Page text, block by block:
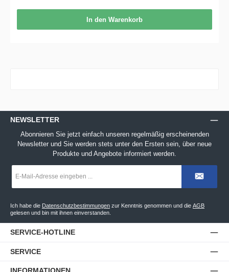
In den Warenkorb
NEWSLETTER
Abonnieren Sie jetzt einfach unseren regelmäßig erscheinenden
Newsletter und Sie werden stets unter den Ersten sein, über neue
Produkte und Angebote informiert werden.
Mail-
*
Ich habe die Datenschutzbestimmungen zur Kenntnis genommen und die AGB
gelesen und bin mit ihnen einverstanden.
SERVICE-HOTLINE
SERVICE